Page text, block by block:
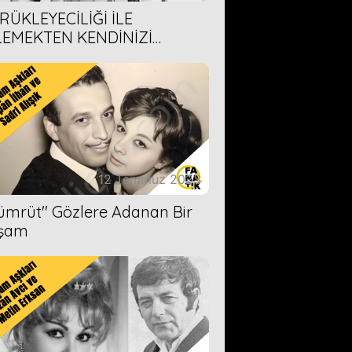
İLE
KENDİNİZİ
12 Temmuz 2023
Gözlere Adanan Bir